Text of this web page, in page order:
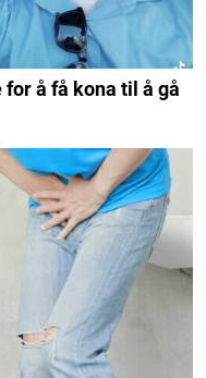
å få kona til å gå